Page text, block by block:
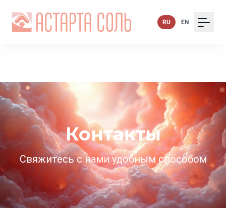
RU EN
Контакты
Свяжитесь с нами удобным способом